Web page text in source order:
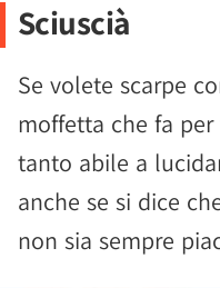
Sciuscià
Se volete scarpe
moffetta che fa
tanto abile a
anche se si dice
non sia sempre